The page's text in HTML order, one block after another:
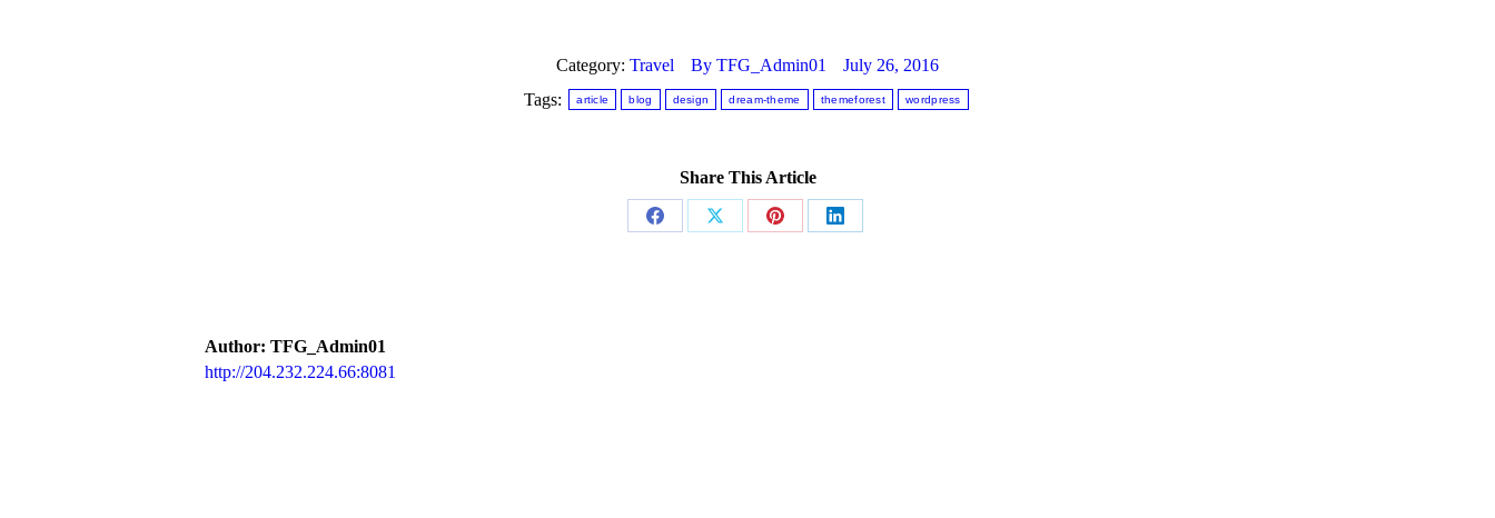
Category: Travel By TFG_Admin01
July 26, 2016
Tags:
article blog design dream-theme themeforest wordpress
Share This Article
Share
Share
Share
Share
Author: TFG_Admin01
http://204.232.224.66:8081